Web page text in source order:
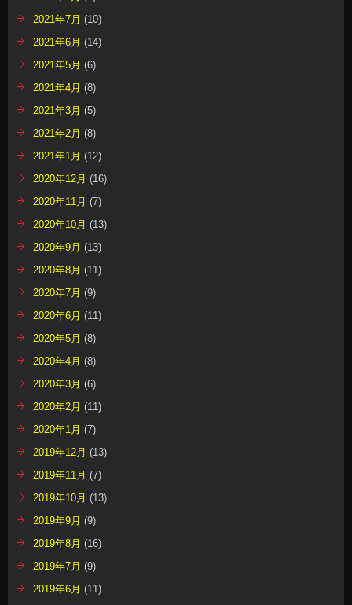
2021年7月 (10)
2021年6月 (14)
2021年5月 (6)
2021年4月 (8)
2021年3月 (5)
2021年2月 (8)
2021年1月 (12)
2020年12月 (16)
2020年11月 (7)
2020年10月 (13)
2020年9月 (13)
2020年8月 (11)
2020年7月 (9)
2020年6月 (11)
2020年5月 (8)
2020年4月 (8)
2020年3月 (6)
2020年2月 (11)
2020年1月 (7)
2019年12月 (13)
2019年11月 (7)
2019年10月 (13)
2019年9月 (9)
2019年8月 (16)
2019年7月 (9)
2019年6月 (11)